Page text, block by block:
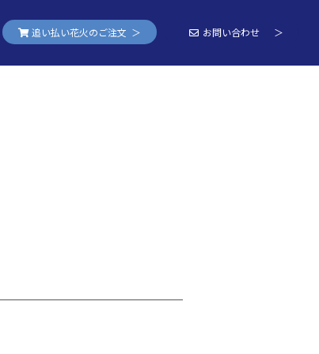
追い払い花火のご注文 ＞ お問い合わせ ＞